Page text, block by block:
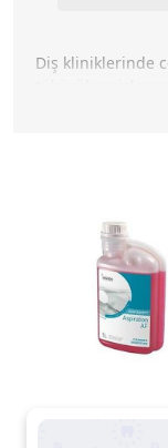
Diş kliniklerinde
özel bakım
eden kliniklerde
koku oluşumunu
hijyen düzenini
Dentasept